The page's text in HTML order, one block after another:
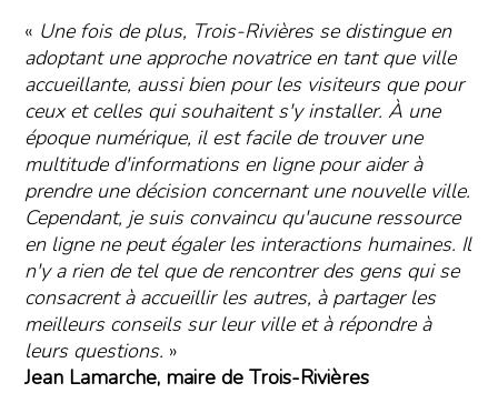
« Une fois de plus, Trois-Rivières se distingue en
adoptant une approche novatrice en tant que ville
accueillante, aussi bien pour les visiteurs que pour
ceux et celles qui souhaitent s'y installer. À une
époque numérique, il est facile de trouver une
multitude d'informations en ligne pour aider à
prendre une décision concernant une nouvelle ville.
Cependant, je suis convaincu qu'aucune ressource
en ligne ne peut égaler les interactions humaines. Il
n'y a rien de tel que de rencontrer des gens qui se
consacrent à accueillir les autres, à partager les
meilleurs conseils sur leur ville et à répondre à
leurs questions. »
Jean Lamarche, maire de Trois-Rivières